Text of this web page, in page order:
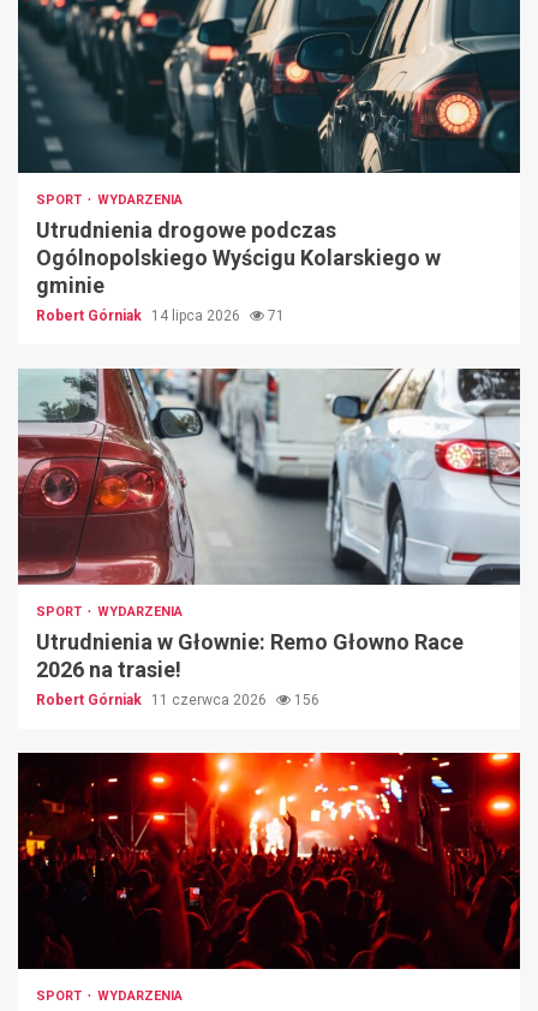
SPORT WYDARZENIA
Utrudnienia drogowe podczas
Ogólnopolskiego Wyścigu Kolarskiego w
gminie
Robert Górniak 14 lipca 2026 71
SPORT WYDARZENIA
Utrudnienia w Głownie: Remo Głowno Race
2026 na trasie!
Robert Górniak 11 czerwca 2026 156
SPORT WYDARZENIA